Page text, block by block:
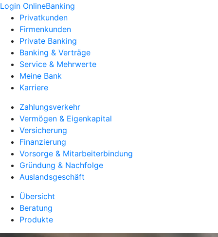
Login OnlineBanking
Privatkunden
Firmenkunden
Private Banking
Banking & Verträge
Service & Mehrwerte
Meine Bank
Karriere
Zahlungsverkehr
Vermögen & Eigenkapital
Versicherung
Finanzierung
Vorsorge & Mitarbeiterbindung
Gründung & Nachfolge
Auslandsgeschäft
Übersicht
Beratung
Produkte